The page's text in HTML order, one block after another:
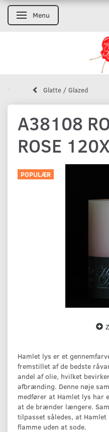
Skifte navigation
Menu
Glatte / Glazed
A38108
ROSE
POPULÆR
Hamlet lys er et
fremstillet af de bedste
andel af olie, hvilket
afbrænding. Denne nøje
medfører at Hamlet lys har
at de brænder længere.
tilpasset således, at
flamme uden at sode.